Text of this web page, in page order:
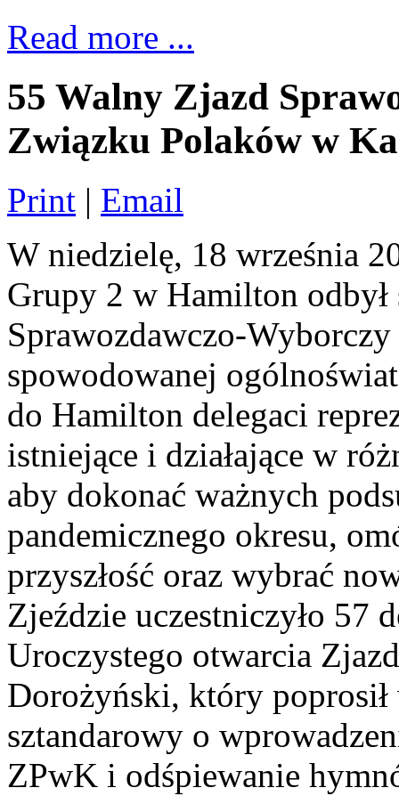
Read more ...
55 Walny Zjazd
Związku Polaków w
Print | Email
W niedzielę, 18 września
Grupy 2 w Hamilton
Sprawozdawczo-
spowodowanej
do Hamilton delegaci
istniejące i działające w
aby dokonać ważnych
pandemicznego okresu,
przyszłość oraz wybrać
Zjeździe uczestniczyło 57
Uroczystego otwarcia
Dorożyński, który
sztandarowy o
ZPwK i odśpiewanie